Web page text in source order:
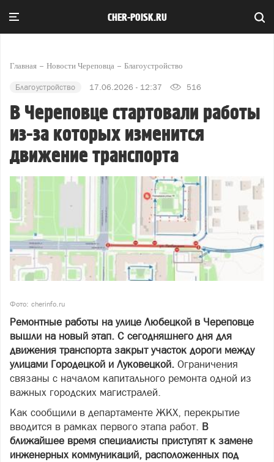
CHER-POISK.RU
Главная Новости Череповца Благоустройство
Благоустройство 17.06.2026 - 12:37 516
В Череповце стартовали работы
из-за которых изменится
движение транспорта
Фото: cherinfo.ru
Ремонтные работы на улице Любецкой в Череповце
вышли на новый этап. С сегодняшнего дня для
движения транспорта закрыт участок дороги между
улицами Городецкой и Луковецкой. Ограничения
связаны с началом капитального ремонта одной из
важных городских магистралей.
Как сообщили в департаменте ЖКХ, перекрытие
вводится в рамках первого этапа работ. В
ближайшее время специалисты приступят к замене
инженерных коммуникаций, расположенных под